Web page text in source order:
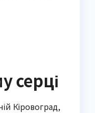
серці
Кіровоград,